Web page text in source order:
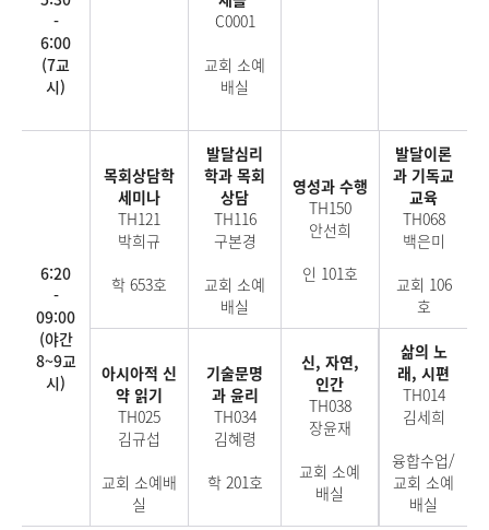
-
6:00
(7교
시)
C0001
교회 소예
배실
6:20
-
09:00
(야간
8~9교
시)
목회상담학
세미나
TH121
박희규
학 653호
발달심리
학과 목회
상담
TH116
구본경
교회 소예
배실
영성과 수행
TH150
안선희
인 101호
발달이론
과 기독교
교육
TH068
백은미
교회 106
호
아시아적 신
약 읽기
TH025
김규섭
교회 소예배
실
기술문명
과 윤리
TH034
김혜령
학 201호
신, 자연,
인간
TH038
장윤재
교회 소예
배실
삶의 노
래, 시편
TH014
김세희
융합수업/
교회 소예
배실